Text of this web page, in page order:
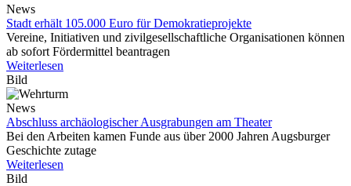
News
Stadt erhält 105.000 Euro für Demokratieprojekte
Vereine, Initiativen und zivilgesellschaftliche Organisationen können
ab sofort Fördermittel beantragen
Weiterlesen
Bild
News
Abschluss archäologischer Ausgrabungen am Theater
Bei den Arbeiten kamen Funde aus über 2000 Jahren Augsburger
Geschichte zutage
Weiterlesen
Bild